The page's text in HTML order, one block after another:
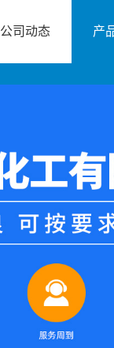
公司动态 产